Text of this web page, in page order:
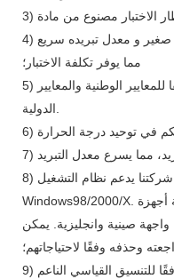
مما يوفر تكلفة الاختبار؛
5) تكوين مجموعة كاملة من الأوزان وفقا للمعايير الوطنية والمعايير
الدولية.
8) البرنامج الذي طورته شركتنا يدعم نظام التشغيل
Windows98/2000/X. يمكن تثبيت برنامج النظام على كافة أجهزة
واجهة صينية وانجليزية. يمكن
وحذفه وفقًا لاحتياجاتهم؛
9) عند ضبط المعلمات، املأ المعلمات وفقًا للتنسيق القياسي الناعم